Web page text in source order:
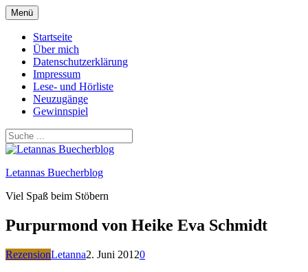
Zum
Inhalt
springen
Menü
Startseite
Über mich
Datenschutzerklärung
Impressum
Lese- und Hörliste
Neuzugänge
Gewinnspiel
Letannas Buecherblog
Viel Spaß beim Stöbern
Purpurmond von Heike Eva Schmidt
RezensionLetanna2. Juni 20120